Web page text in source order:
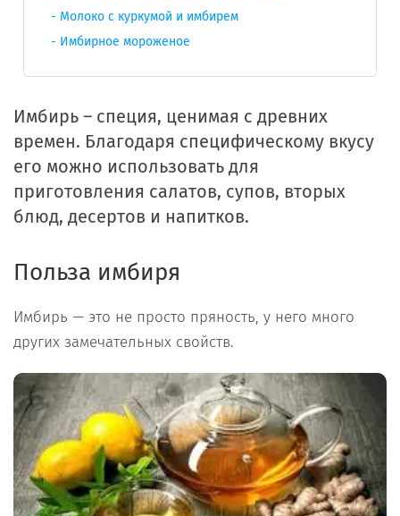
Молоко с куркумой и имбирем
Имбирное мороженое
Имбирь – специя, ценимая с древних
времен. Благодаря специфическому вкусу
его можно использовать для
приготовления салатов, супов, вторых
блюд, десертов и напитков.
Польза имбиря
Имбирь — это не просто пряность, у него много
других замечательных свойств.